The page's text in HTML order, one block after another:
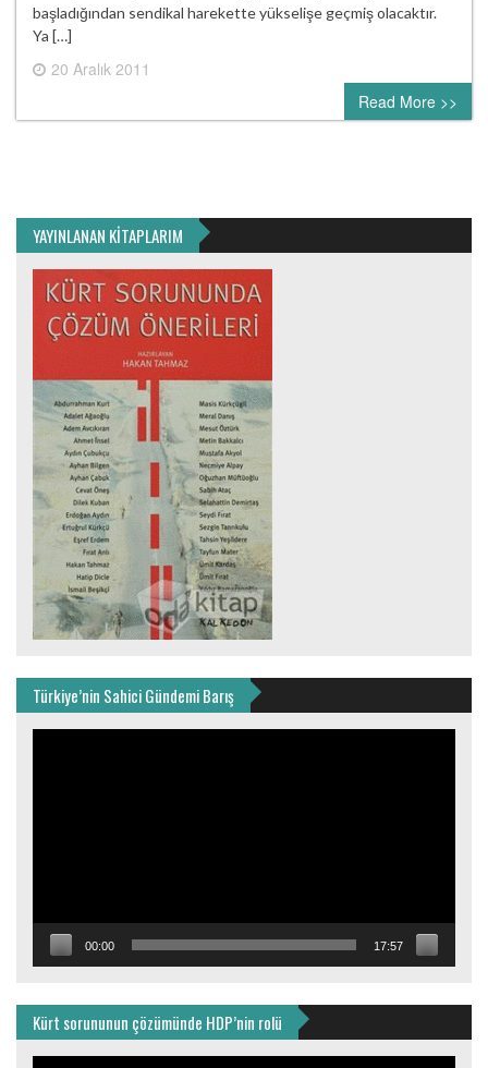
başladığından sendikal harekette yükselişe geçmiş olacaktır.
Ya […]
20 Aralık 2011
0 comment
Read More >>
YAYINLANAN KİTAPLARIM
Türkiye’nin Sahici Gündemi Barış
00:00 17:57
Kürt sorununun çözümünde HDP’nin rolü